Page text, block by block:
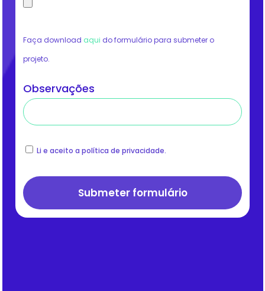
Faça download aqui do formulário para submeter o
projeto.
Observações
Li e aceito a política de privacidade.